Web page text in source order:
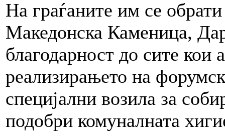
На граѓаните им се
Македонска Каменица,
благодарност до сите кои
реализирањето на
специјални возила за
подобри комуналната